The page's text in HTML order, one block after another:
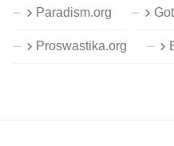
Paradism.org
Proswastika.org